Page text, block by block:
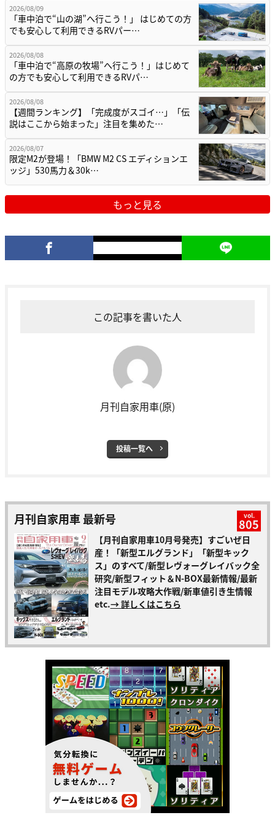
2026/08/09
「車中泊で“山の湖”へ行こう！」 はじめての方
でも安心して利用できるRVパー…
2026/08/08
「車中泊で“高原の牧場”へ行こう！」はじめて
の方でも安心して利用できるRVパ…
2026/08/08
【週間ランキング】「完成度がスゴイ…」「伝
説はここから始まった」注目を集めた…
2026/08/07
限定M2が登場！「BMW M2 CS エディションエ
ッジ」530馬力＆30k…
もっと見る
この記事を書いた人
月刊自家用車(原)
投稿一覧へ
月刊自家用車 最新号 vol.
805
【月刊自家用車10月号発売】すごいぜ日
産！「新型エルグランド」「新型キック
ス」のすべて/新型レヴォーグレイバック全
研究/新型フィット＆N-BOX最新情報/最新
注目モデル攻略大作戦/新車値引き生情報
etc.→ 詳しくはこちら